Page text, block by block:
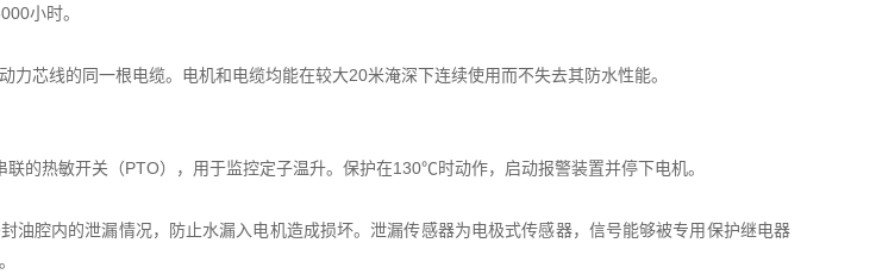
小时。
力芯线的同一根电缆。电机和电缆均能在较大20米淹深下连续使用而不失去其防水性能。
的热敏开关（PTO），用于监控定子温升。保护在130℃时动作，启动报警装置并停下电机。
油腔内的泄漏情况，防止水漏入电机造成损坏。泄漏传感器为电极式传感器，信号能够被专用保护继电器